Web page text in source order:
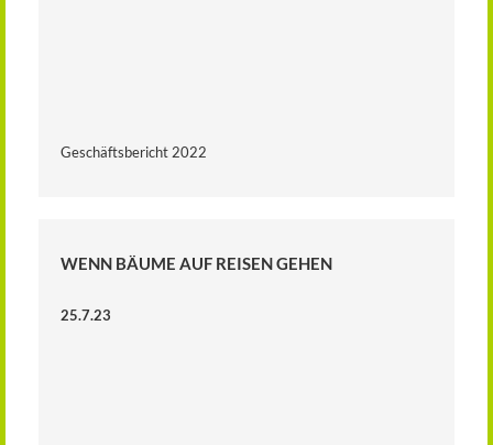
Geschäftsbericht 2022
WENN BÄUME AUF REISEN GEHEN
25.7.23